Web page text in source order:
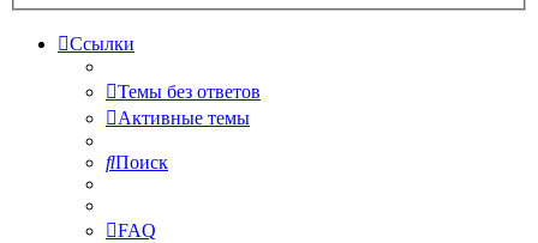
Ссылки
Темы без ответов
Активные темы
Поиск
FAQ